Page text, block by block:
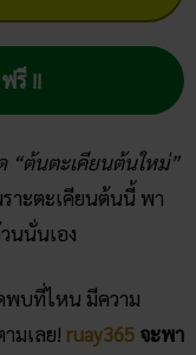
รี !!
“ต้นตะเคียนต้นใหม่”
าะตะเคียนต้นนี้ พา
นนั่นเอง
พบที่ไหน มีความ
มเลย! ruay365 จะพา